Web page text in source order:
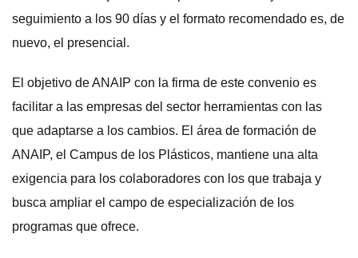
seguimiento a los 90 días y el formato recomendado es, de
nuevo, el presencial.
El objetivo de ANAIP con la firma de este convenio es
facilitar a las empresas del sector herramientas con las
que adaptarse a los cambios. El área de formación de
ANAIP, el Campus de los Plásticos, mantiene una alta
exigencia para los colaboradores con los que trabaja y
busca ampliar el campo de especialización de los
programas que ofrece.